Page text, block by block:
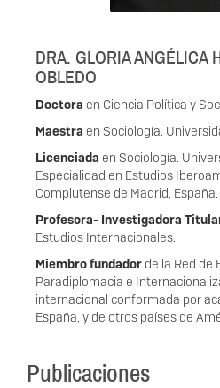
DRA. GLORIA ANGÉLICA
OBLEDO
Doctora en Ciencia Política y
Maestra en Sociología.
Licenciada en Sociología.
Especialidad en Estudios
Complutense de Madrid, España.
Profesora- Investigadora
Estudios Internacionales.
Miembro fundador de la Red de
Paradiplomacia e
internacional conformada por
España, y de otros países de
Publicaciones